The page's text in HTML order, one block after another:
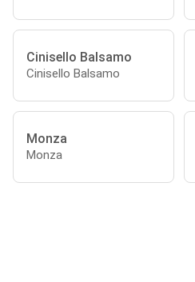
Cinisello Balsamo
Cinisello Balsamo
Monza
Monza